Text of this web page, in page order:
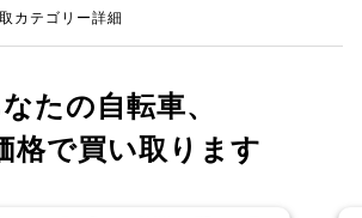
カテゴリー詳細
たの自転車、
格で買い取ります